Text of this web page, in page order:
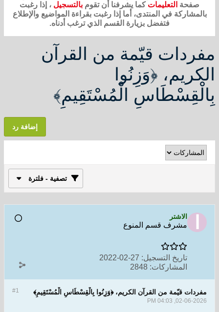
صفحة التعليمات كما يشرفنا أن تقوم بالتسجيل ، إذا رغبت
بالمشاركة في المنتدى، أما إذا رغبت بقراءة المواضيع والإطلاع
فتفضل بزيارة القسم الذي ترغب أدناه.
مفردات قيّمة من القرآن
الكريم، ﴿وَزِنُوا
بِالْقِسْطَاسِ الْمُسْتَقِيمِ﴾
إضافة رد
تصفية - فلترة
الاشتر
مشرف قسم المنوع
تاريخ التسجيل: 27-02-2022
المشاركات: 2848
#1 مفردات قيّمة من القرآن الكريم، ﴿وَزِنُوا بِالْقِسْطَاسِ الْمُسْتَقِيمِ﴾
02-06-2026, 04:03 PM